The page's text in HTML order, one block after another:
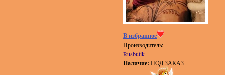
В избранное
Производитель:
Rusbutik
Наличие: ПОД ЗАКАЗ